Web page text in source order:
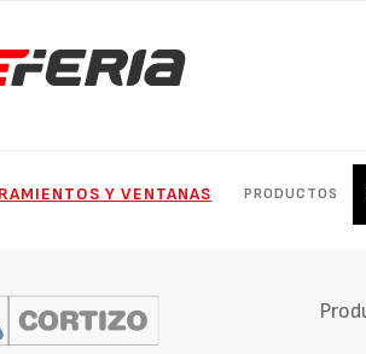
Y VENTANAS PRODUCTOS